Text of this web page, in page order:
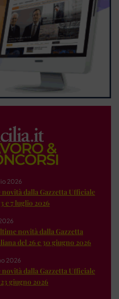
2026
dalla Gazzetta Ufficiale
e 7 luglio 2026
novità dalla Gazzetta
del 26 e 30 giugno 2026
2026
dalla Gazzetta Ufficiale
giugno 2026